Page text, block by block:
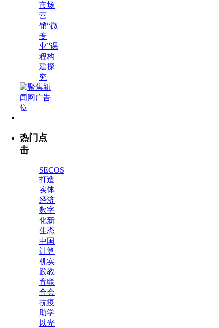
市场
营
销“微
专
业”课
程构
建探
究
热门点
击
SECOS
打造
实体
经济
数字
化新
生态
中国
计算
机实
践教
育联
合会
抗疫
助学
以光